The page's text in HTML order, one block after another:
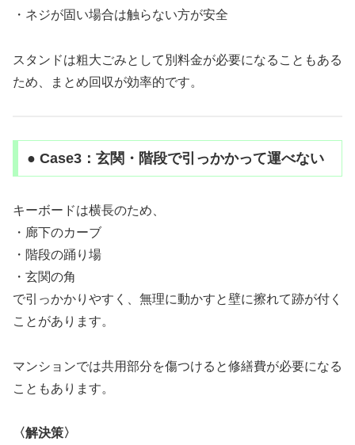
・ネジが固い場合は触らない方が安全
スタンドは粗大ごみとして別料金が必要になることもある
ため、まとめ回収が効率的です。
● Case3：玄関・階段で引っかかって運べない
キーボードは横長のため、
・廊下のカーブ
・階段の踊り場
・玄関の角
で引っかかりやすく、無理に動かすと壁に擦れて跡が付く
ことがあります。
マンションでは共用部分を傷つけると修繕費が必要になる
こともあります。
〈解決策〉